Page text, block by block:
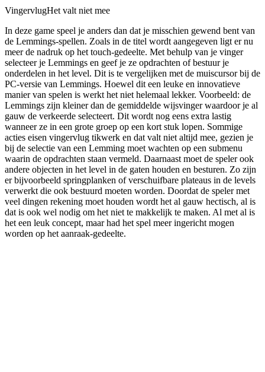
VingervlugHet valt niet mee
In deze game speel je anders dan dat je misschien gewend bent van
de Lemmings-spellen. Zoals in de titel wordt aangegeven ligt er nu
meer de nadruk op het touch-gedeelte. Met behulp van je vinger
selecteer je Lemmings en geef je ze opdrachten of bestuur je
onderdelen in het level. Dit is te vergelijken met de muiscursor bij de
PC-versie van Lemmings. Hoewel dit een leuke en innovatieve
manier van spelen is werkt het niet helemaal lekker. Voorbeeld: de
Lemmings zijn kleiner dan de gemiddelde wijsvinger waardoor je al
gauw de verkeerde selecteert. Dit wordt nog eens extra lastig
wanneer ze in een grote groep op een kort stuk lopen. Sommige
acties eisen vingervlug tikwerk en dat valt niet altijd mee, gezien je
bij de selectie van een Lemming moet wachten op een submenu
waarin de opdrachten staan vermeld. Daarnaast moet de speler ook
andere objecten in het level in de gaten houden en besturen. Zo zijn
er bijvoorbeeld springplanken of verschuifbare plateaus in de levels
verwerkt die ook bestuurd moeten worden. Doordat de speler met
veel dingen rekening moet houden wordt het al gauw hectisch, al is
dat is ook wel nodig om het niet te makkelijk te maken. Al met al is
het een leuk concept, maar had het spel meer ingericht mogen
worden op het aanraak-gedeelte.